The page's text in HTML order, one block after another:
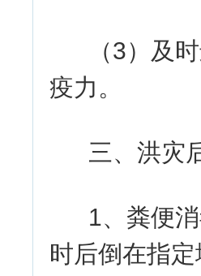
（3）及
疫力。
三、洪灾
1、粪便
时后倒在指